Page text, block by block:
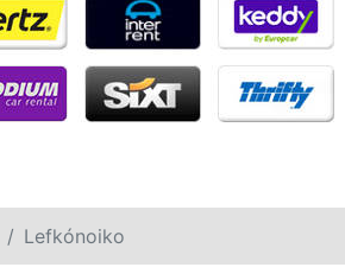
Lefkónoiko